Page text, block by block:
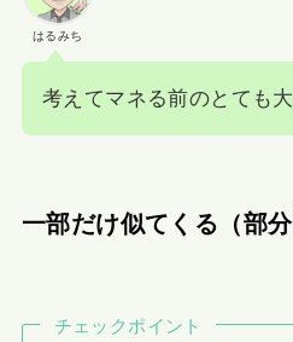
はるみち
考えてマネる前のとても
一部だけ似てくる（部分
チェックポイント